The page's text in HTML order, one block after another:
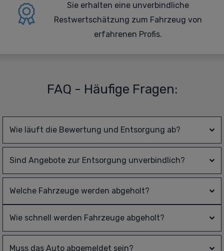
Sie erhalten eine unverbindliche
Restwertschätzung zum Fahrzeug von
erfahrenen Profis.
FAQ - Häufige Fragen:
Wie läuft die Bewertung und Entsorgung ab?
Sind Angebote zur Entsorgung unverbindlich?
Welche Fahrzeuge werden abgeholt?
Wie schnell werden Fahrzeuge abgeholt?
Muss das Auto abgemeldet sein?